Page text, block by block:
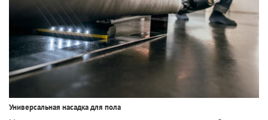
Универсальная насадка для пола